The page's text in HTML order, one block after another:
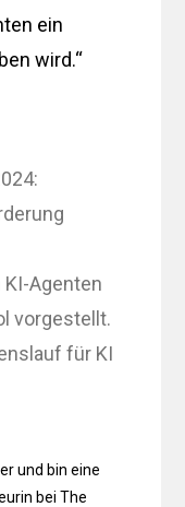
ein
wird.“
KI-Agenten
vorgestellt.
für KI
und bin eine
bei The